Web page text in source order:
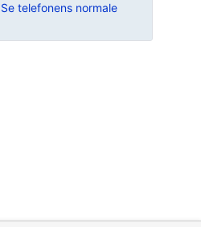
Se telefonens normale